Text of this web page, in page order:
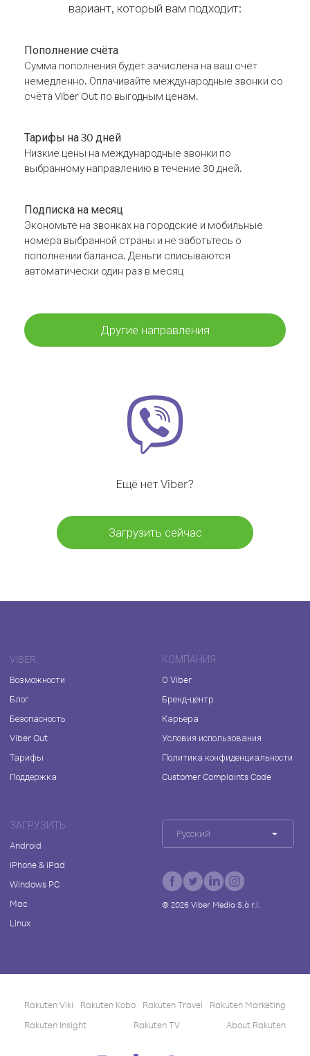
вариант, который вам подходит:
Пополнение счёта
Сумма пополнения будет зачислена на ваш счёт
немедленно. Оплачивайте международные звонки со
счёта Viber Out по выгодным ценам.
Тарифы на 30 дней
Низкие цены на международные звонки по
выбранному направлению в течение 30 дней.
Подписка на месяц
Экономьте на звонках на городские и мобильные
номера выбранной страны и не заботьтесь о
пополнении баланса. Деньги списываются
автоматически один раз в месяц
Другие направления
Ещё нет Viber?
Загрузить сейчас
VIBER
Возможности
Блог
Безопасность
Viber Out
Тарифы
Поддержка
КОМПАНИЯ
О Viber
Бренд-центр
Карьера
Условия использования
Политика конфиденциальности
Customer Complaints Code
ЗАГРУЗИТЬ
Android
iPhone & iPad
Windows PC
Mac
Linux
Русский
© 2026Viber Media S.à r.l.
Rakuten Viki Rakuten Kobo Rakuten Travel
Rakuten Marketing
Rakuten Insight
Rakuten TV About Rakuten